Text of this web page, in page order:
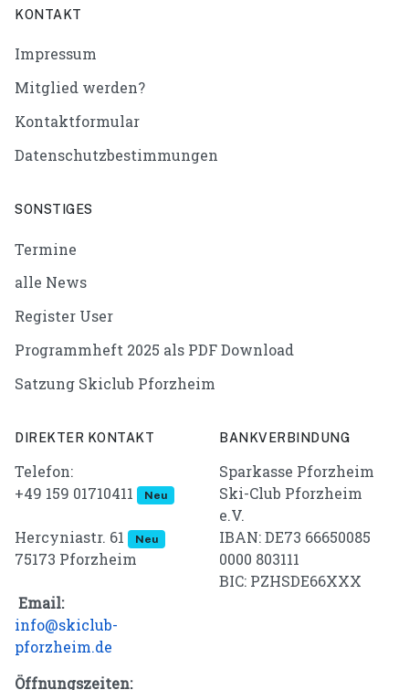
KONTAKT
Impressum
Mitglied werden?
Kontaktformular
Datenschutzbestimmungen
SONSTIGES
Termine
alle News
Register User
Programmheft 2025 als PDF Download
Satzung Skiclub Pforzheim
DIREKTER KONTAKT
Telefon:
+49 159 01710411
Neu
Hercyniastr. 61 Neu
75173 Pforzheim
Email:
info@skiclub-
pforzheim.de
Öffnungszeiten:
BANKVERBINDUNG
Sparkasse Pforzheim
Ski-Club Pforzheim
e.V.
IBAN: DE73 66650085
0000 803111
BIC: PZHSDE66XXX